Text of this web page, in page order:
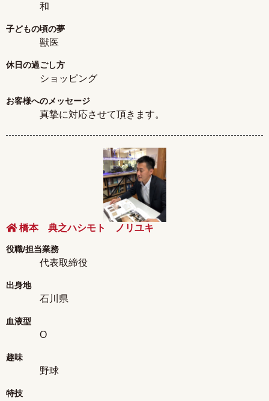
和
子どもの頃の夢
獣医
休日の過ごし方
ショッピング
お客様へのメッセージ
真摯に対応させて頂きます。
橋本 典之ハシモト ノリユキ
役職/担当業務
代表取締役
出身地
石川県
血液型
O
趣味
野球
特技